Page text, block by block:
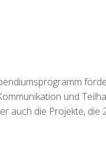
und
auch die Projekte, die